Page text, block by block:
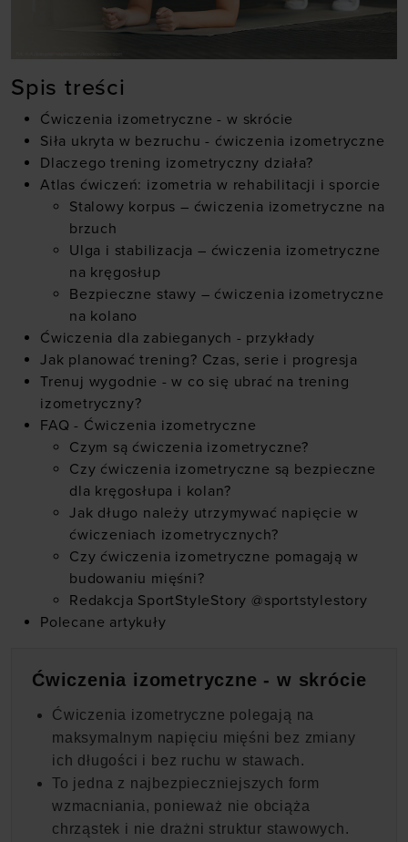
Spis treści
Ćwiczenia izometryczne - w skrócie
Siła ukryta w bezruchu - ćwiczenia izometryczne
Dlaczego trening izometryczny działa?
Atlas ćwiczeń: izometria w rehabilitacji i sporcie
Stalowy korpus – ćwiczenia izometryczne na
brzuch
Ulga i stabilizacja – ćwiczenia izometryczne
na kręgosłup
Bezpieczne stawy – ćwiczenia izometryczne
na kolano
Ćwiczenia dla zabieganych - przykłady
Jak planować trening? Czas, serie i progresja
Trenuj wygodnie - w co się ubrać na trening
izometryczny?
FAQ - Ćwiczenia izometryczne
Czym są ćwiczenia izometryczne?
Czy ćwiczenia izometryczne są bezpieczne
dla kręgosłupa i kolan?
Jak długo należy utrzymywać napięcie w
ćwiczeniach izometrycznych?
Czy ćwiczenia izometryczne pomagają w
budowaniu mięśni?
Redakcja SportStyleStory @sportstylestory
Polecane artykuły
Ćwiczenia izometryczne - w skrócie
Ćwiczenia izometryczne polegają na
maksymalnym napięciu mięśni bez zmiany
ich długości i bez ruchu w stawach.
To jedna z najbezpieczniejszych form
wzmacniania, ponieważ nie obciąża
chrząstek i nie drażni struktur stawowych.